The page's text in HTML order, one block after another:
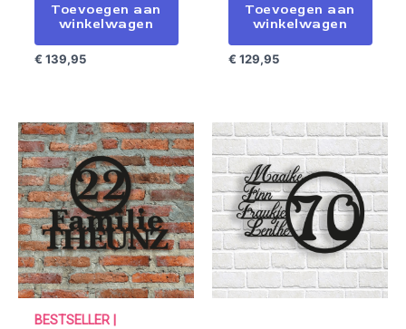
Toevoegen aan
winkelwagen
€ 139,95
Toevoegen aan
winkelwagen
€ 129,95
BESTSELLER |